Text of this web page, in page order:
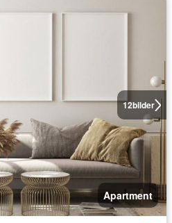
12bilder
Apartment